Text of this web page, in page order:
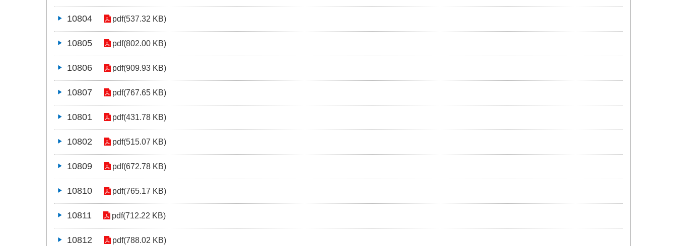
10804 pdf(537.32 KB)
10805 pdf(802.00 KB)
10806 pdf(909.93 KB)
10807 pdf(767.65 KB)
10801 pdf(431.78 KB)
10802 pdf(515.07 KB)
10809 pdf(672.78 KB)
10810 pdf(765.17 KB)
10811 pdf(712.22 KB)
10812 pdf(788.02 KB)